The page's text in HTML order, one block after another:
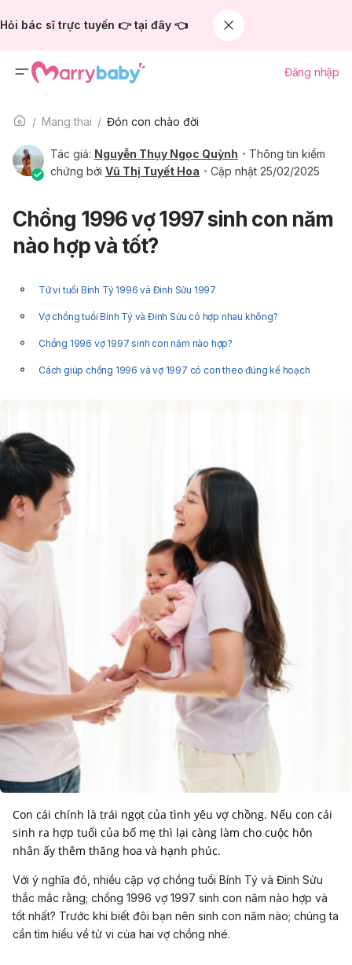
Hỏi bác sĩ trực tuyến 👉 tại đây 👈
Đăng nhập
Mang thai Đón con chào đời
Tác giả: Nguyễn Thụy Ngọc Quỳnh
Thông tin kiểm
chứng bởi Vũ Thị Tuyết Hoa Cập nhật 25/02/2025
Chồng 1996 vợ 1997 sinh con năm
nào hợp và tốt?
Tử vi tuổi Bính Tý 1996 và Đinh Sửu 1997
Vợ chồng tuổi Bính Tý và Đinh Sửu có hợp nhau không?
Chồng 1996 vợ 1997 sinh con năm nào hợp?
Cách giúp chồng 1996 và vợ 1997 có con theo đúng kế hoạch
Con cái chính là trái ngọt của tình yêu vợ chồng. Nếu con cái
sinh ra hợp tuổi của bố mẹ thì lại càng làm cho cuộc hôn
nhân ấy thêm thăng hoa và hạnh phúc.
Với ý nghĩa đó, nhiều cặp vợ chồng tuổi Bính Tý và Đinh Sửu
thắc mắc rằng; chồng 1996 vợ 1997 sinh con năm nào hợp và
tốt nhất? Trước khi biết đôi bạn nên sinh con năm nào; chúng ta
cần tìm hiểu về tử vi của hai vợ chồng nhé.